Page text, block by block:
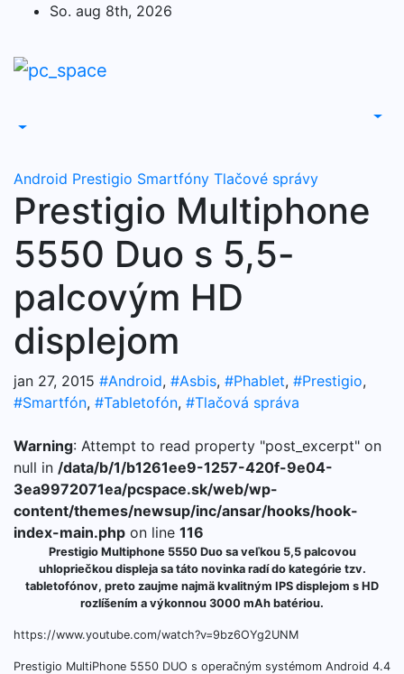
content
So. aug 8th, 2026
Android Prestigio Smartfóny Tlačové správy
Prestigio Multiphone
5550 Duo s 5,5-
palcovým HD
displejom
jan 27, 2015 #Android, #Asbis, #Phablet, #Prestigio,
#Smartfón, #Tabletofón, #Tlačová správa
Warning: Attempt to read property "post_excerpt" on
null in /data/b/1/b1261ee9-1257-420f-9e04-
3ea9972071ea/pcspace.sk/web/wp-
content/themes/newsup/inc/ansar/hooks/hook-
index-main.php on line 116
Prestigio Multiphone 5550 Duo saveľkou 5,5 palcovou
uhlopriečkou displeja sa táto novinka radí do kategórie tzv.
tabletofónov, preto zaujme najmä kvalitným IPS displejom s HD
rozlíšením a výkonnou 3000 mAh batériou.
https://www.youtube.com/watch?v=9bz6OYg2UNM
Prestigio MultiPhone 5550 DUO s operačným systémom Android 4.4